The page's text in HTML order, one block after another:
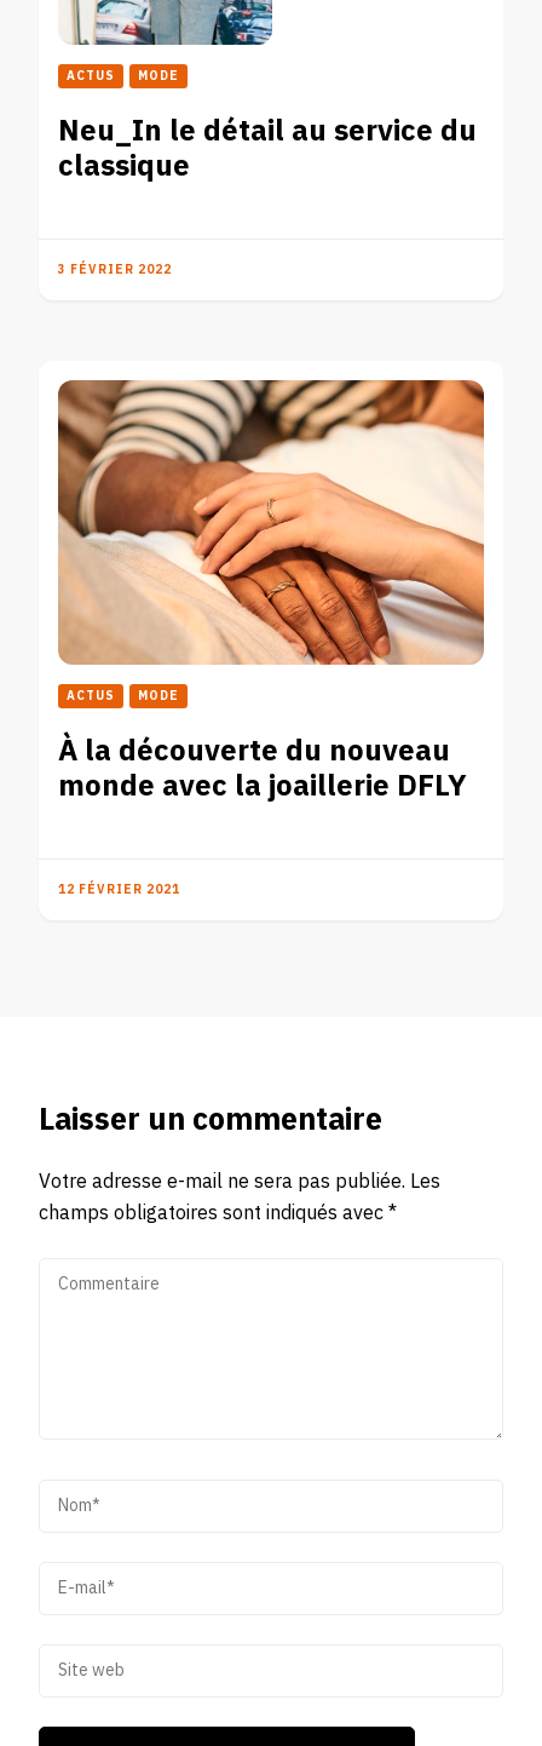
ACTUS MODE
Neu_In le détail au service du
classique
3 FÉVRIER 2022
ACTUS MODE
À la découverte du nouveau
monde avec la joaillerie DFLY
12 FÉVRIER 2021
Laisser un commentaire
Votre adresse e-mail ne sera pas publiée. Les
champs obligatoires sont indiqués avec*